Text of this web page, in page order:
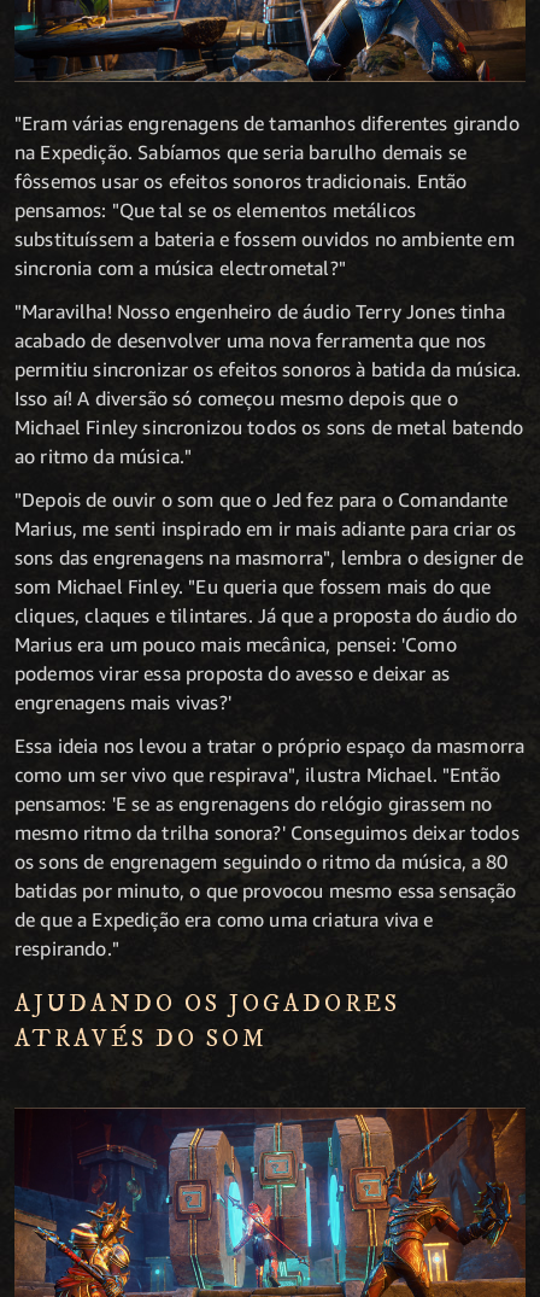
"Eram várias engrenagens de tamanhos diferentes girando
na Expedição. Sabíamos que seria barulho demais se
fôssemos usar os efeitos sonoros tradicionais. Então
pensamos: "Que tal se os elementos metálicos
substituíssem a bateria e fossem ouvidos no ambiente em
sincronia com a música electrometal?"
"Maravilha! Nosso engenheiro de áudio Terry Jones tinha
acabado de desenvolver uma nova ferramenta que nos
permitiu sincronizar os efeitos sonoros à batida da música.
Isso aí! A diversão só começou mesmo depois que o
Michael Finley sincronizou todos os sons de metal batendo
ao ritmo da música."
"Depois de ouvir o som que o Jed fez para o Comandante
Marius, me senti inspirado em ir mais adiante para criar os
sons das engrenagens na masmorra", lembra o designer de
som Michael Finley. "Eu queria que fossem mais do que
cliques, claques e tilintares. Já que a proposta do áudio do
Marius era um pouco mais mecânica, pensei: 'Como
podemos virar essa proposta do avesso e deixar as
engrenagens mais vivas?'
Essa ideia nos levou a tratar o próprio espaço da masmorra
como um ser vivo que respirava", ilustra Michael. "Então
pensamos: 'E se as engrenagens do relógio girassem no
mesmo ritmo da trilha sonora?' Conseguimos deixar todos
os sons de engrenagem seguindo o ritmo da música, a 80
batidas por minuto, o que provocou mesmo essa sensação
de que a Expedição era como uma criatura viva e
respirando."
AJUDANDO OS JOGADORES
ATRAVÉS DO SOM